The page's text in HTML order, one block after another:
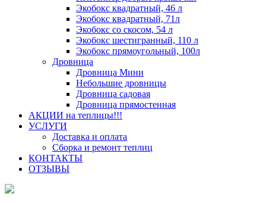
Экобокс квадратный, 46 л
Экобокс квадратный, 71л
Экобокс со скосом, 54 л
Экобокс шестигранный, 110 л
Экобокс прямоугольный, 100л
Дровница
Дровница Мини
Небольшие дровницы
Дровница садовая
Дровница прямостенная
АКЦИИ на теплицы!!!
УСЛУГИ
Доставка и оплата
Сборка и ремонт теплиц
КОНТАКТЫ
ОТЗЫВЫ